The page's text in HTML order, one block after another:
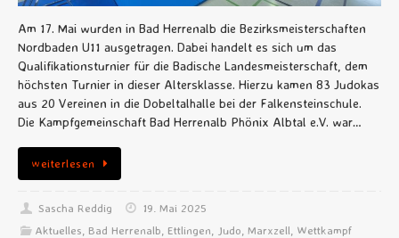
Am 17. Mai wurden in Bad Herrenalb die Bezirksmeisterschaften
Nordbaden U11 ausgetragen. Dabei handelt es sich um das
Qualifikationsturnier für die Badische Landesmeisterschaft, dem
höchsten Turnier in dieser Altersklasse. Hierzu kamen 83 Judokas
aus 20 Vereinen in die Dobeltalhalle bei der Falkensteinschule.
Die Kampfgemeinschaft Bad Herrenalb Phönix Albtal e.V. war…
weiterlesen
Sascha Reddig
19. Mai 2025
Aktuelles Bad Herrenalb Ettlingen Judo Marxzell Wettkampf